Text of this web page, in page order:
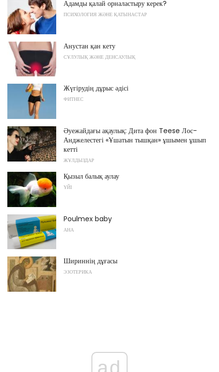
Адамды қалай орналастыру керек?
ПСИХОЛОГИЯ ЖӘНЕ ҚАТЫНАСТАР
Анустан қан кету
СҰЛУЛЫҚ ЖӘНЕ ДЕНСАУЛЫҚ
Жүгірудің дұрыс әдісі
ФИТНЕС
Әуежайдағы ақаулық: Дита фон Teese Лос-
Анджелестегі «Ұшатын тышқан» ұшымен ұшып
кетті
ЖҰЛДЫЗДАР
Қызыл балық аулау
ҮЙІ
Poulmex baby
АНА
Шириннің дұғасы
ЭЗОТЕРИКА
ad